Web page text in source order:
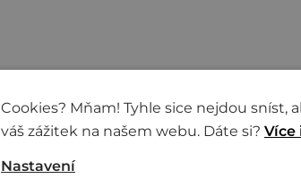
Cookies? Mňam! Tyhle sice nejdou sníst,
váš zážitek na našem webu. Dáte si? Více
Nastavení